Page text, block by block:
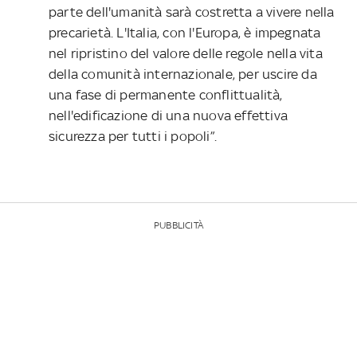
parte dell'umanità sarà costretta a vivere nella
precarietà. L'Italia, con l'Europa, è impegnata
nel ripristino del valore delle regole nella vita
della comunità internazionale, per uscire da
una fase di permanente conflittualità,
nell'edificazione di una nuova effettiva
sicurezza per tutti i popoli”.
PUBBLICITÀ